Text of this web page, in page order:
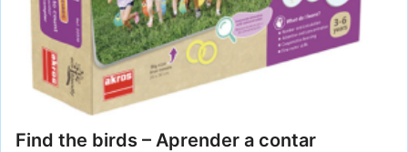
Find the birds – Aprender a contar